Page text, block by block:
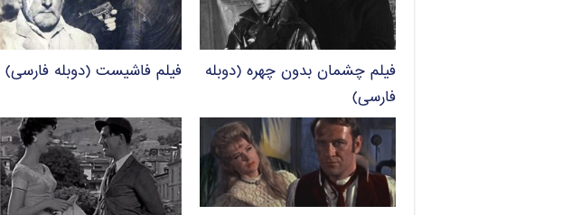
فیلم چشمان بدون چهره (دوبله
فارسی)
فیلم فاشیست (دوبله فارسی)